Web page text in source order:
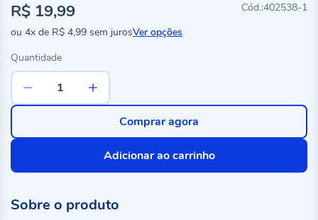
402538-1
R$ 19,99
ou 4x de R$ 4,99 sem jurosVer opções
Quantidade
Adicionar ao carrinho
Comprar agora
Sobre o produto